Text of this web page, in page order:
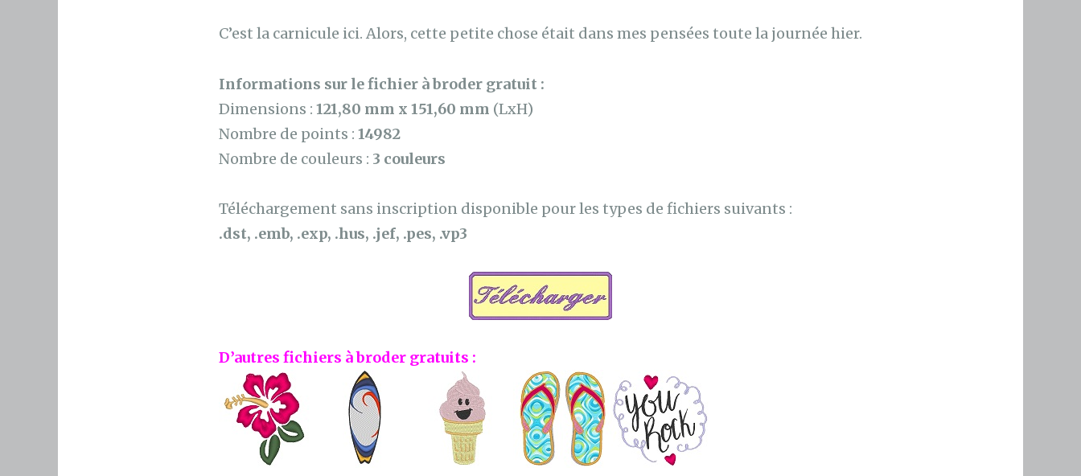
C’est la carnicule ici. Alors, cette petite chose était dans mes pensées toute la journée hier.
Informations sur le fichier à broder gratuit :
Dimensions : 121,80 mm x 151,60 mm (LxH)
Nombre de points : 14982
Nombre de couleurs : 3 couleurs
Téléchargement sans inscription disponible pour les types de fichiers suivants :
.dst, .emb, .exp, .hus, .jef, .pes, .vp3
D’autres fichiers à broder gratuits :